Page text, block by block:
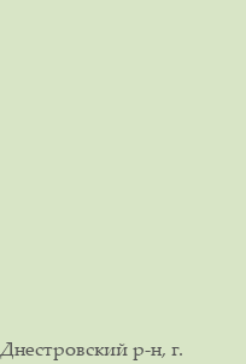
р-н, г.